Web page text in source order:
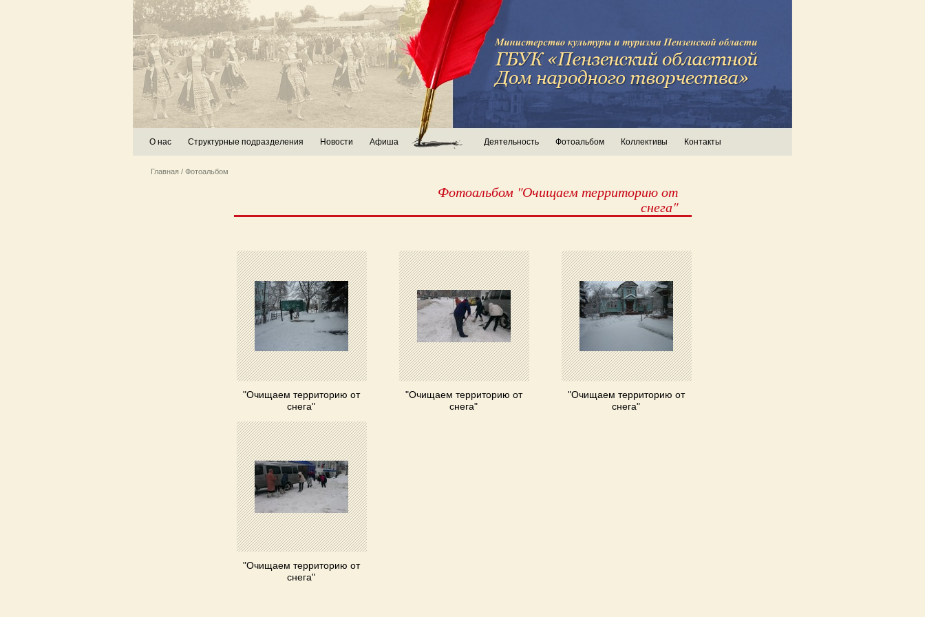
О нас Структурные подразделения Новости Афиша Деятельность Фотоальбом Коллективы Контакты
Главная / Фотоальбом
Фотоальбом "Очищаем территорию от
снега"
"Очищаем территорию от
снега"
"Очищаем территорию от
снега"
"Очищаем территорию от
снега"
"Очищаем территорию от
снега"